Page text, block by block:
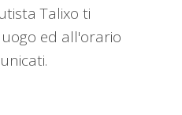
Talixo ti
ed all'orario